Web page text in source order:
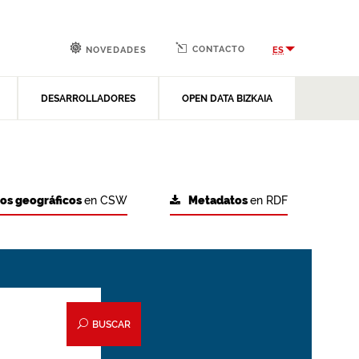
DESARROLLADORES OPEN DATA BIZKAIA
NOVEDADES CONTACTO ES
Metadatosen RDF
geográficosen CSW
BUSCAR